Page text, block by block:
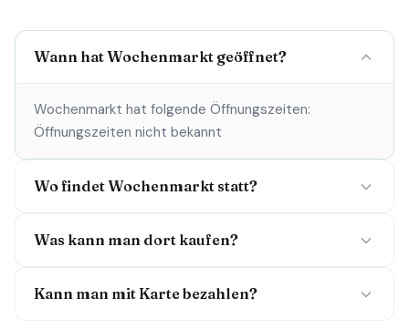
Wann hat Wochenmarkt geöffnet?
Wochenmarkt hat folgende Öffnungszeiten:
Öffnungszeiten nicht bekannt
Wo findet Wochenmarkt statt?
Was kann man dort kaufen?
Kann man mit Karte bezahlen?